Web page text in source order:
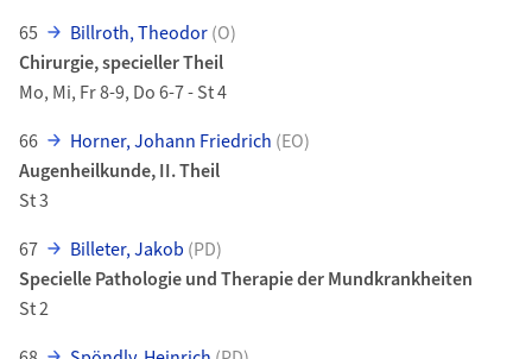
65
Billroth, Theodor(O)
Chirurgie, specieller Theil
Mo, Mi, Fr 8-9, Do 6-7 - St 4
66
Horner, Johann Friedrich (EO)
Augenheilkunde, II. Theil
St 3
67
Billeter, Jakob (PD)
Specielle Pathologie und Therapie der Mundkrankheiten
St 2